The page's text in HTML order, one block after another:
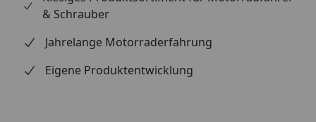
& Schrauber
Jahrelange Motorraderfahrung
Eigene Produktentwicklung